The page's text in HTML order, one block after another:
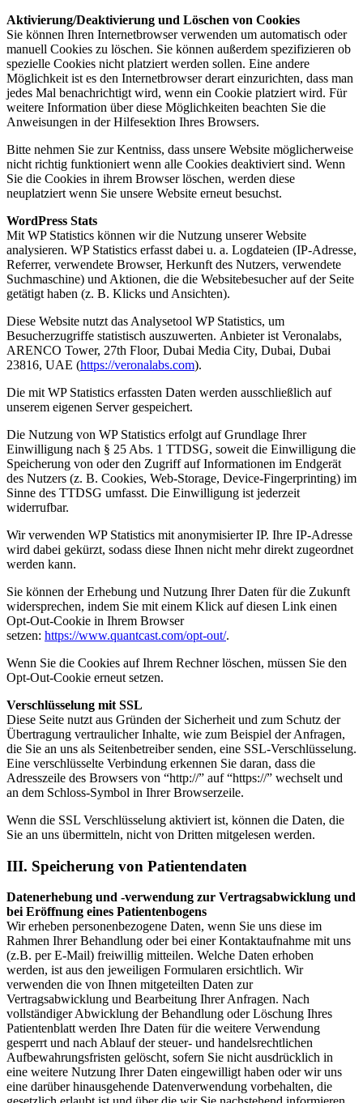
Aktivierung/Deaktivierung und Löschen von Cookies
Sie können Ihren Internetbrowser verwenden um automatisch oder
manuell Cookies zu löschen. Sie können außerdem spezifizieren ob
spezielle Cookies nicht platziert werden sollen. Eine andere
Möglichkeit ist es den Internetbrowser derart einzurichten, dass man
jedes Mal benachrichtigt wird, wenn ein Cookie platziert wird. Für
weitere Information über diese Möglichkeiten beachten Sie die
Anweisungen in der Hilfesektion Ihres Browsers.
Bitte nehmen Sie zur Kentniss, dass unsere Website möglicherweise
nicht richtig funktioniert wenn alle Cookies deaktiviert sind. Wenn
Sie die Cookies in ihrem Browser löschen, werden diese
neuplatziert wenn Sie unsere Website erneut besuchst.
WordPress Stats
Mit WP Statistics können wir die Nutzung unserer Website
analysieren. WP Statistics erfasst dabei u. a. Logdateien (IP-Adresse,
Referrer, verwendete Browser, Herkunft des Nutzers, verwendete
Suchmaschine) und Aktionen, die die Websitebesucher auf der Seite
getätigt haben (z. B. Klicks und Ansichten).
Diese Website nutzt das Analysetool WP Statistics, um
Besucherzugriffe statistisch auszuwerten. Anbieter ist Veronalabs,
ARENCO Tower, 27th Floor, Dubai Media City, Dubai, Dubai
23816, UAE (https://veronalabs.com).
Die mit WP Statistics erfassten Daten werden ausschließlich auf
unserem eigenen Server gespeichert.
Die Nutzung von WP Statistics erfolgt auf Grundlage Ihrer
Einwilligung nach § 25 Abs. 1 TTDSG, soweit die Einwilligung die
Speicherung von oder den Zugriff auf Informationen im Endgerät
des Nutzers (z. B. Cookies, Web-Storage, Device-Fingerprinting) im
Sinne des TTDSG umfasst. Die Einwilligung ist jederzeit
widerrufbar.
Wir verwenden WP Statistics mit anonymisierter IP. Ihre IP-Adresse
wird dabei gekürzt, sodass diese Ihnen nicht mehr direkt zugeordnet
werden kann.
Sie können der Erhebung und Nutzung Ihrer Daten für die Zukunft
widersprechen, indem Sie mit einem Klick auf diesen Link einen
Opt-Out-Cookie in Ihrem Browser
setzen: https://www.quantcast.com/opt-out/.
Wenn Sie die Cookies auf Ihrem Rechner löschen, müssen Sie den
Opt-Out-Cookie erneut setzen.
Verschlüsselung mit SSL
Diese Seite nutzt aus Gründen der Sicherheit und zum Schutz der
Übertragung vertraulicher Inhalte, wie zum Beispiel der Anfragen,
die Sie an uns als Seitenbetreiber senden, eine SSL-Verschlüsselung.
Eine verschlüsselte Verbindung erkennen Sie daran, dass die
Adresszeile des Browsers von “http://” auf “https://” wechselt und
an dem Schloss-Symbol in Ihrer Browserzeile.
Wenn die SSL Verschlüsselung aktiviert ist, können die Daten, die
Sie an uns übermitteln, nicht von Dritten mitgelesen werden.
III. Speicherung von Patientendaten
Datenerhebung und -verwendung zur Vertragsabwicklung und
bei Eröffnung eines Patientenbogens
Wir erheben personenbezogene Daten, wenn Sie uns diese im
Rahmen Ihrer Behandlung oder bei einer Kontaktaufnahme mit uns
(z.B. per E-Mail) freiwillig mitteilen. Welche Daten erhoben
werden, ist aus den jeweiligen Formularen ersichtlich. Wir
verwenden die von Ihnen mitgeteilten Daten zur
Vertragsabwicklung und Bearbeitung Ihrer Anfragen. Nach
vollständiger Abwicklung der Behandlung oder Löschung Ihres
Patientenblatt werden Ihre Daten für die weitere Verwendung
gesperrt und nach Ablauf der steuer- und handelsrechtlichen
Aufbewahrungsfristen gelöscht, sofern Sie nicht ausdrücklich in
eine weitere Nutzung Ihrer Daten eingewilligt haben oder wir uns
eine darüber hinausgehende Datenverwendung vorbehalten, die